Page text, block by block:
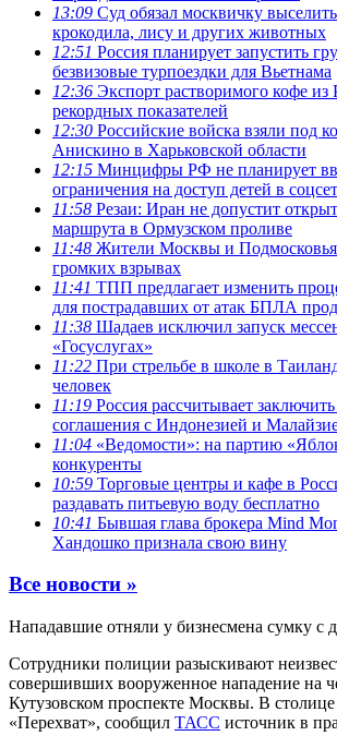
13:09 Суд обязал москвичку
крокодила, лису и других животных
12:51 Россия планирует запустить
безвизовые турпоездки для Вьетнама
12:36 Экспорт растворимого кофе из
рекордных показателей
12:30 Российские войска взяли под
Анискино в Харьковской области
12:15 Минцифры РФ не планирует
ограничения на доступ детей в
11:58 Резаи: Иран не допустит
маршрута в Ормузском проливе
11:48 Жители Москвы и
громких взрывах
11:41 ТПП предлагает изменить
для пострадавших от атак БПЛА
11:38 Шадаев исключил запуск
«Госуслугах»
11:22 При стрельбе в школе в
человек
11:19 Россия рассчитывает
соглашения с Индонезией и
11:04 «Ведомости»: на партию
конкуренты
10:59 Торговые центры и кафе в
раздавать питьевую воду бесплатно
10:41 Бывшая глава брокера Mind
Хандошко признала свою вину
Все новости »
Нападавшие отняли у бизнесмена сумку с
Сотрудники полиции разыскивают
совершивших вооруженное нападение на
Кутузовском проспекте Москвы. В
«Перехват», сообщил ТАСС источник в